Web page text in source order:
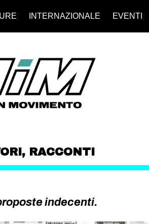
INTERNAZIONALE EVENTI
, RACCONTI
indecenti.